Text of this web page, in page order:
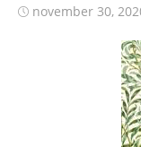
Posted
november 30,